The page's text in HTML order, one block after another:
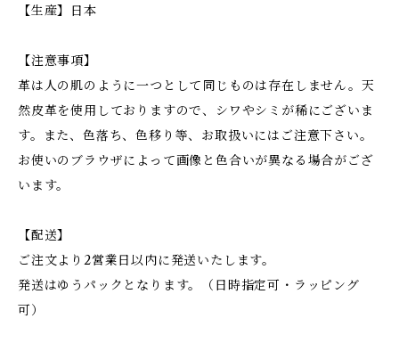
【生産】日本
【注意事項】
革は人の肌のように一つとして同じものは存在しません。天
然皮革を使用しておりますので、シワやシミが稀にございま
す。また、色落ち、色移り等、お取扱いにはご注意下さい。
お使いのブラウザによって画像と色合いが異なる場合がござ
います。
【配送】
ご注文より2営業日以内に発送いたします。
発送はゆうパックとなります。（日時指定可・ラッピング
可）